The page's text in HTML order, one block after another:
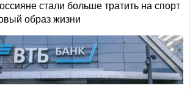
стали больше тратить на спорт
образ жизни